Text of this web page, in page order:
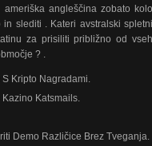
angleščina zobato kolo
slediti . Kateri avstralski spletni
za prisiliti približno od vseh
? .
Kripto Nagradami.
Katsmails.
Demo Različice Brez Tveganja.